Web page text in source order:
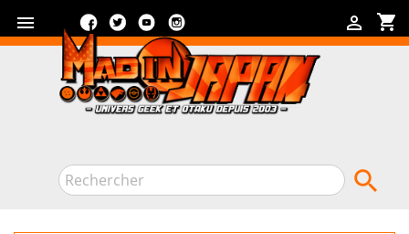
 shopping_cart

FacebookTwitterYouTube
